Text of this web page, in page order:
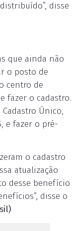
disse
que ainda não
o posto de
centro de
fazer o cadastro.
Único,
e fazer o pré-
o cadastro
atualização
desse benefício
disse o